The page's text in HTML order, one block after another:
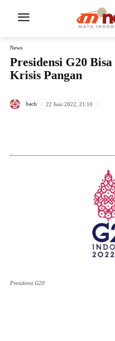
News
Presidensi G20
Krisis Pangan
bach 22 Juni 2022, 21:10
Presidensi G20